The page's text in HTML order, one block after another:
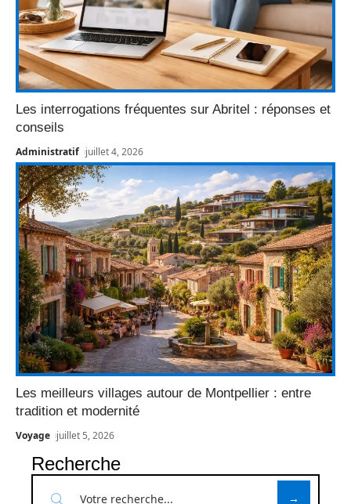
Les interrogations fréquentes sur Abritel : réponses et
conseils
Administratif juillet 4, 2026
Les meilleurs villages autour de Montpellier : entre
tradition et modernité
Voyage juillet 5, 2026
Recherche